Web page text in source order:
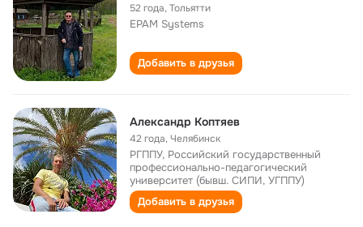
52 года,Тольятти
EPAM Systems
Добавить в друзья
Александр Коптяев
42 года,Челябинск
РГППУ, Российский государственный
профессионально-педагогический
университет (бывш. СИПИ, УГППУ)
Добавить в друзья